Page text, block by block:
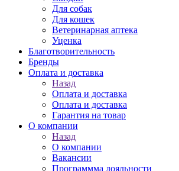
Для собак
Для кошек
Ветеринарная аптека
Уценка
Благотворительность
Бренды
Оплата и доставка
Назад
Оплата и доставка
Оплата и доставка
Гарантия на товар
О компании
Назад
О компании
Вакансии
Программма лояльности